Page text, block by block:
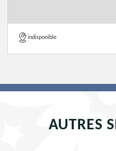
indisponible
AUTRES